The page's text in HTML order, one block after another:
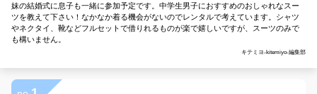
妹の結婚式に息子も一緒に参加予定です。中学生男子におすすめのおしゃれなスー
ツを教えて下さい！なかなか着る機会がないのでレンタルで考えています。シャツ
やネクタイ、靴などフルセットで借りれるものが楽で嬉しいですが、スーツのみで
も構いません。
キテミヨ-kitemiyo-編集部